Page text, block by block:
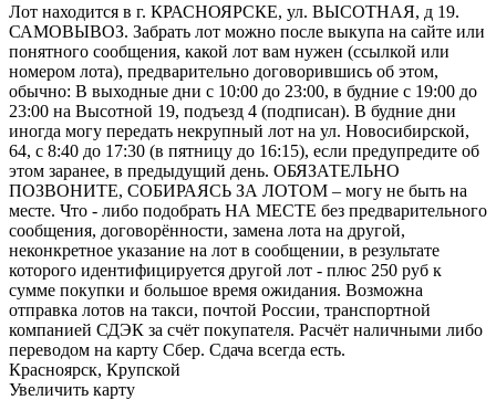
Лот находится в г. КРАСНОЯРСКЕ, ул. ВЫСОТНАЯ, д 19.
САМОВЫВОЗ. Забрать лот можно после выкупа на сайте или
понятного сообщения, какой лот вам нужен (ссылкой или
номером лота), предварительно договорившись об этом,
обычно: В выходные дни с 10:00 до 23:00, в будние с 19:00 до
23:00 на Высотной 19, подъезд 4 (подписан). В будние дни
иногда могу передать некрупный лот на ул. Новосибирской,
64, с 8:40 до 17:30 (в пятницу до 16:15), если предупредите об
этом заранее, в предыдущий день. ОБЯЗАТЕЛЬНО
ПОЗВОНИТЕ, СОБИРАЯСЬ ЗА ЛОТОМ – могу не быть на
месте. Что - либо подобрать НА МЕСТЕ без предварительного
сообщения, договорённости, замена лота на другой,
неконкретное указание на лот в сообщении, в результате
которого идентифицируется другой лот - плюс 250 руб к
сумме покупки и большое время ожидания. Возможна
отправка лотов на такси, почтой России, транспортной
компанией СДЭК за счёт покупателя. Расчёт наличными либо
переводом на карту Сбер. Сдача всегда есть.
Красноярск, Крупской
Увеличить карту